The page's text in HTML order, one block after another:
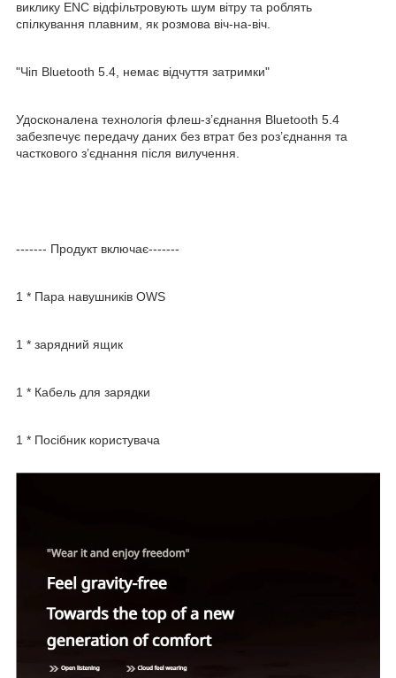
виклику ENC відфільтровують шум вітру та роблять
спілкування плавним, як розмова віч-на-віч.
"Чіп Bluetooth 5.4, немає відчуття затримки"
Удосконалена технологія флеш-з’єднання Bluetooth 5.4
забезпечує передачу даних без втрат без роз’єднання та
часткового з’єднання після вилучення.
------- Продукт включає-------
1 * Пара навушників OWS
1 * зарядний ящик
1 * Кабель для зарядки
1 * Посібник користувача